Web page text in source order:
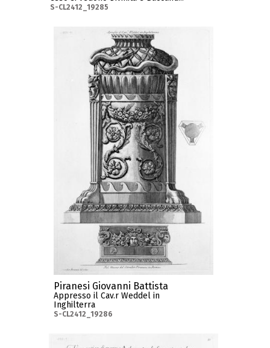
S-CL2412_19285
Piranesi Giovanni Battista
Appresso il Cav.r Weddel in
Inghilterra
S-CL2412_19286